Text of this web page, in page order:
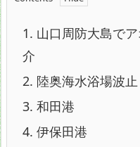
1. 山口周防大島で
介
2. 陸奥海水浴場波止
3. 和田港
4. 伊保田港